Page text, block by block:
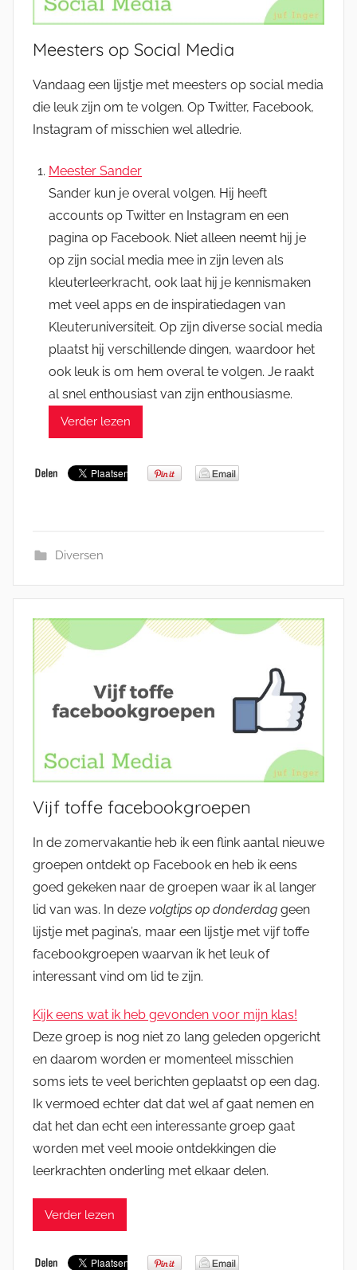
Meesters op Social Media
Vandaag een lijstje met meesters op social media
die leuk zijn om te volgen. Op Twitter, Facebook,
Instagram of misschien wel alledrie.
Meester Sander
Sander kun je overal volgen. Hij heeft
accounts op Twitter en Instagram en een
pagina op Facebook. Niet alleen neemt hij je
op zijn social media mee in zijn leven als
kleuterleerkracht, ook laat hij je kennismaken
met veel apps en de inspiratiedagen van
Kleuteruniversiteit. Op zijn diverse social media
plaatst hij verschillende dingen, waardoor het
ook leuk is om hem overal te volgen. Je raakt
al snel enthousiast van zijn enthousiasme.
Verder lezen
Diversen
Vijf toffe facebookgroepen
In de zomervakantie heb ik een flink aantal nieuwe
groepen ontdekt op Facebook en heb ik eens
goed gekeken naar de groepen waar ik al langer
lid van was. In deze volgtips op donderdag geen
lijstje met pagina’s, maar een lijstje met vijf toffe
facebookgroepen waarvan ik het leuk of
interessant vind om lid te zijn.
Kijk eens wat ik heb gevonden voor mijn klas!
Deze groep is nog niet zo lang geleden opgericht
en daarom worden er momenteel misschien
soms iets te veel berichten geplaatst op een dag.
Ik vermoed echter dat dat wel af gaat nemen en
dat het dan echt een interessante groep gaat
worden met veel mooie ontdekkingen die
leerkrachten onderling met elkaar delen.
Verder lezen